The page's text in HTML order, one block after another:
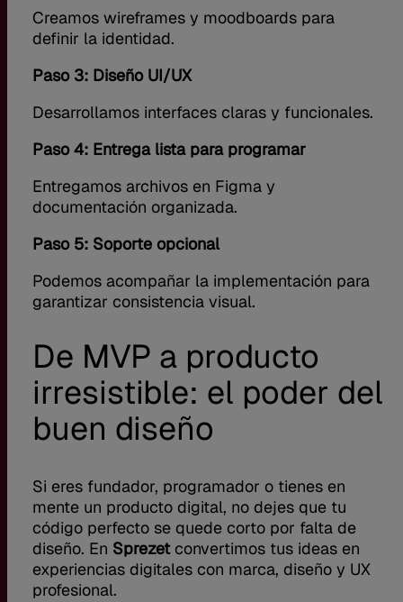
Creamos wireframes y moodboards para
definir la identidad.
Paso 3: Diseño UI/UX
Desarrollamos interfaces claras y funcionales.
Paso 4: Entrega lista para programar
Entregamos archivos en Figma y
documentación organizada.
Paso 5: Soporte opcional
Podemos acompañar la implementación para
garantizar consistencia visual.
De MVP a producto
irresistible: el poder del
buen diseño
Si eres fundador, programador o tienes en
mente un producto digital, no dejes que tu
código perfecto se quede corto por falta de
diseño. En Sprezetconvertimos tus ideas en
experiencias digitales con marca, diseño y UX
profesional.